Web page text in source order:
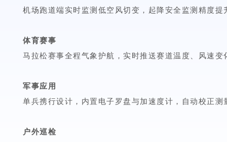
机场跑道端实时监测低空风切变，起降安全监测精度
体育赛事
马拉松赛事全程气象护航，实时推送赛道温度、风速变
军事应用
单兵携行设计，内置电子罗盘与加速度计，自动校正
户外巡检